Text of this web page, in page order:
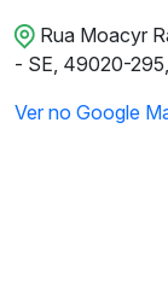
Rua Moacyr
- SE, 49020-
Ver no Google